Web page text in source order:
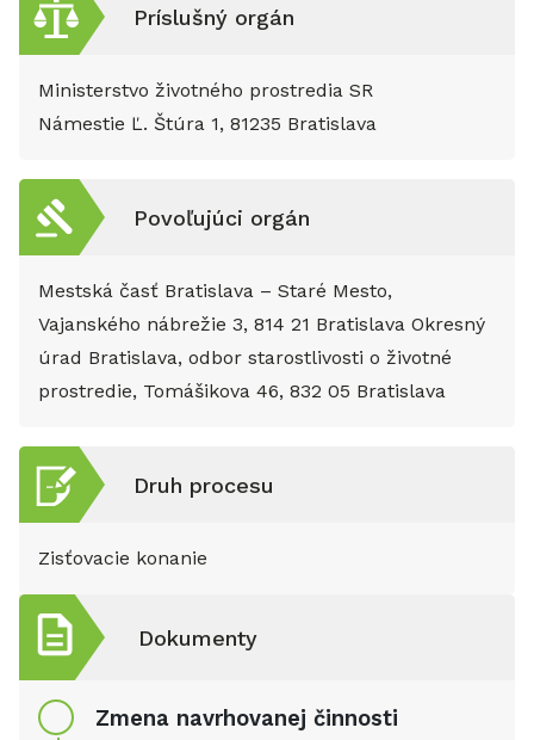
Príslušný orgán
Ministerstvo životného prostredia SR
Námestie Ľ. Štúra 1, 81235 Bratislava
Povoľujúci orgán
Mestská časť Bratislava – Staré Mesto,
Vajanského nábrežie 3, 814 21 Bratislava Okresný
úrad Bratislava, odbor starostlivosti o životné
prostredie, Tomášikova 46, 832 05 Bratislava
Druh procesu
Zisťovacie konanie
Dokumenty
Zmena navrhovanej činnosti